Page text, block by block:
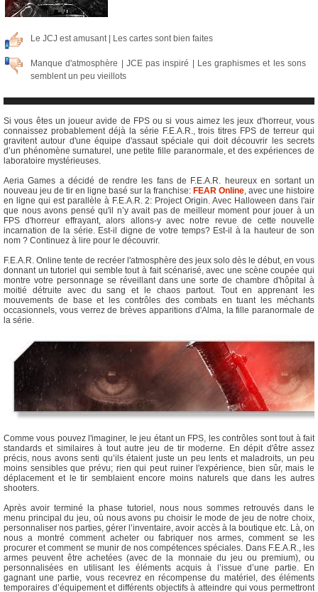
Le JCJ est amusant | Les cartes sont bien faites
Manque d'atmosphère | JCE pas inspiré | Les graphismes et les sons
semblent un peu vieillots
Si vous êtes un joueur avide de FPS ou si vous aimez les jeux d'horreur, vous
connaissez probablement déjà la série F.E.A.R., trois titres FPS de terreur qui
gravitent autour d'une équipe d'assaut spéciale qui doit découvrir les secrets
d’un phénomène surnaturel, une petite fille paranormale, et des expériences de
laboratoire mystérieuses.
Aeria Games a décidé de rendre les fans de F.E.A.R. heureux en sortant un
nouveau jeu de tir en ligne basé sur la franchise: FEAR Online, avec une histoire
en ligne qui est parallèle à F.E.A.R. 2: Project Origin. Avec Halloween dans l'air
que nous avons pensé qu'il n’y avait pas de meilleur moment pour jouer à un
FPS d'horreur effrayant, alors allons-y avec notre revue de cette nouvelle
incarnation de la série. Est-il digne de votre temps? Est-il à la hauteur de son
nom ? Continuez à lire pour le découvrir.
F.E.A.R. Online tente de recréer l'atmosphère des jeux solo dès le début, en vous
donnant un tutoriel qui semble tout à fait scénarisé, avec une scène coupée qui
montre votre personnage se réveillant dans une sorte de chambre d'hôpital à
moitié détruite avec du sang et le chaos partout. Tout en apprenant les
mouvements de base et les contrôles des combats en tuant les méchants
occasionnels, vous verrez de brèves apparitions d'Alma, la fille paranormale de
la série.
Comme vous pouvez l'imaginer, le jeu étant un FPS, les contrôles sont tout à fait
standards et similaires à tout autre jeu de tir moderne. En dépit d'être assez
précis, nous avons senti qu’ils étaient juste un peu lents et maladroits, un peu
moins sensibles que prévu; rien qui peut ruiner l'expérience, bien sûr, mais le
déplacement et le tir semblaient encore moins naturels que dans les autres
shooters.
Après avoir terminé la phase tutoriel, nous nous sommes retrouvés dans le
menu principal du jeu, où nous avons pu choisir le mode de jeu de notre choix,
personnaliser nos parties, gérer l’inventaire, avoir accès à la boutique etc. Là, on
nous a montré comment acheter ou fabriquer nos armes, comment se les
procurer et comment se munir de nos compétences spéciales. Dans F.E.A.R., les
armes peuvent être achetées (avec de la monnaie du jeu ou premium), ou
personnalisées en utilisant les éléments acquis à l’issue d’une partie. En
gagnant une partie, vous recevrez en récompense du matériel, des éléments
temporaires d’équipement et différents objectifs à atteindre qui vous permettront